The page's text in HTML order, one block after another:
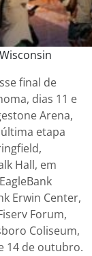
final de
dias 11 e
Arena,
etapa
Hall, em
Erwin Center,
Forum,
Coliseum,
14 de outubro.